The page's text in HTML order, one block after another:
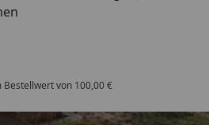
von 100,00 €